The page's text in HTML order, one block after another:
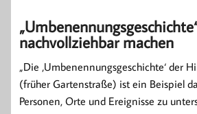
nachvollziehbar machen
„Die ‚Umbenennungsgeschichte‘ der
(früher Gartenstraße) ist ein Beispiel
Personen, Orte und Ereignisse zu